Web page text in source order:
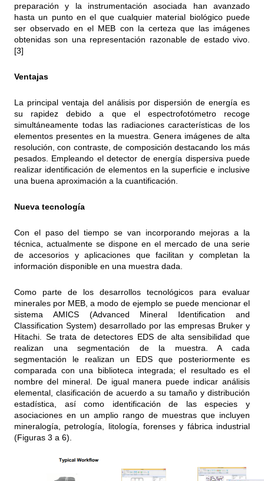
preparación y la instrumentación asociada han avanzado
hasta un punto en el que cualquier material biológico puede
ser observado en el MEB con la certeza que las imágenes
obtenidas son una representación razonable de estado vivo.
[3]
Ventajas
La principal ventaja del análisis por dispersión de energía es
su rapidez debido a que el espectrofotómetro recoge
simultáneamente todas las radiaciones características de los
elementos presentes en la muestra. Genera imágenes de alta
resolución, con contraste, de composición destacando los más
pesados. Empleando el detector de energía dispersiva puede
realizar identificación de elementos en la superficie e inclusive
una buena aproximación a la cuantificación.
Nueva tecnología
Con el paso del tiempo se van incorporando mejoras a la
técnica, actualmente se dispone en el mercado de una serie
de accesorios y aplicaciones que facilitan y completan la
información disponible en una muestra dada.
Como parte de los desarrollos tecnológicos para evaluar
minerales por MEB, a modo de ejemplo se puede mencionar el
sistema AMICS (Advanced Mineral Identification and
Classification System) desarrollado por las empresas Bruker y
Hitachi. Se trata de detectores EDS de alta sensibilidad que
realizan una segmentación de la muestra. A cada
segmentación le realizan un EDS que posteriormente es
comparada con una biblioteca integrada; el resultado es el
nombre del mineral. De igual manera puede indicar análisis
elemental, clasificación de acuerdo a su tamaño y distribución
estadística, así como identificación de las especies y
asociaciones en un amplio rango de muestras que incluyen
mineralogía, petrología, litología, forenses y fábrica industrial
(Figuras 3 a 6).